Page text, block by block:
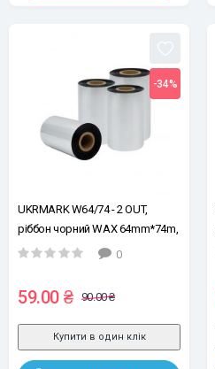
-34%
UKRMARK W64/74 - 2 OUT,
ріббон чорний WAX 64mm*74m,
намотка OUT, 2 втулки з
0
59.00 ₴ 90.00 ₴
Купити в один клік